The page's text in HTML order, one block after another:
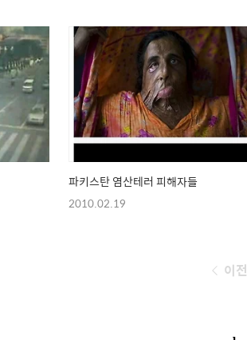
파키스탄 염산테러 피해자들
2010.02.19
이전